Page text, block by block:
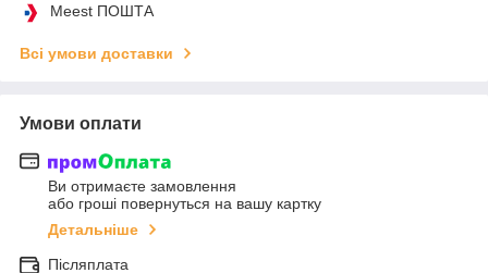
Meest ПОШТА
Всі умови доставки
Умови оплати
Ви отримаєте замовлення
або гроші повернуться на вашу картку
Детальніше
Післяплата